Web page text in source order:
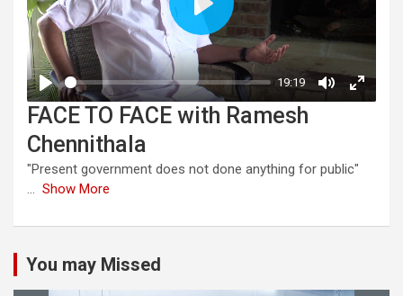
FACE TO FACE with Ramesh
Chennithala
"Present government does not done anything for public"
... Show More
You may Missed